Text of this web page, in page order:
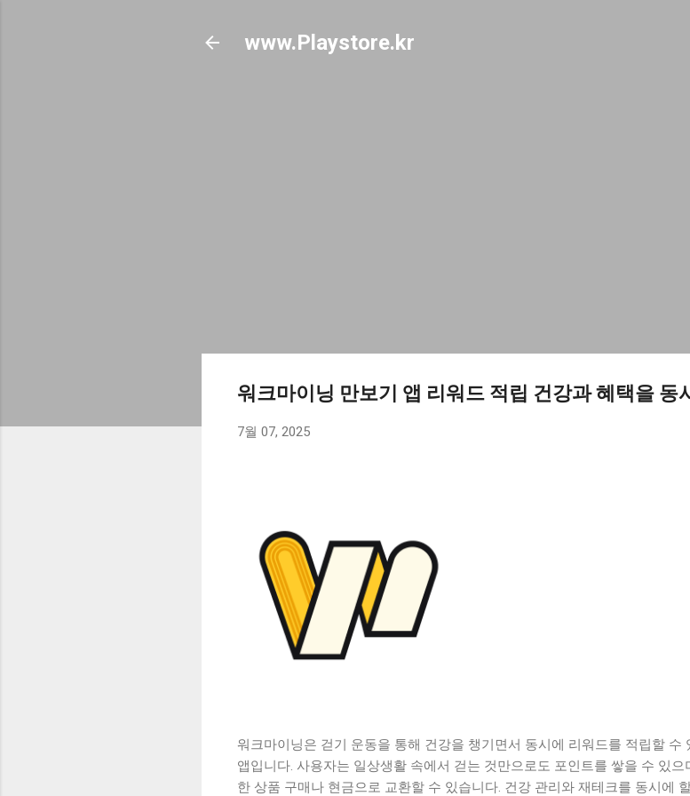
www.Playstore.kr
워크마이닝 만보기 앱 리워드 적립 건강과 혜택을 동
7월 07, 2025
워크마이닝은 걷기 운동을 통해 건강을 챙기면서 동시에 리워드를 적립할 수
앱입니다. 사용자는 일상생활 속에서 걷는 것만으로도 포인트를 쌓을 수 있
한 상품 구매나 현금으로 교환할 수 있습니다. 건강 관리와 재테크를 동시에